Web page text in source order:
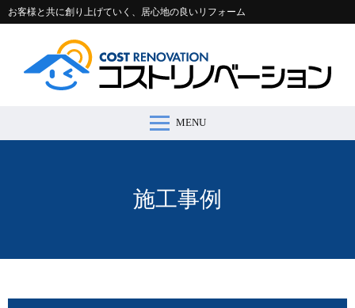
お客様と共に創り上げていく、居心地の良いリフォーム
MENU
施工事例